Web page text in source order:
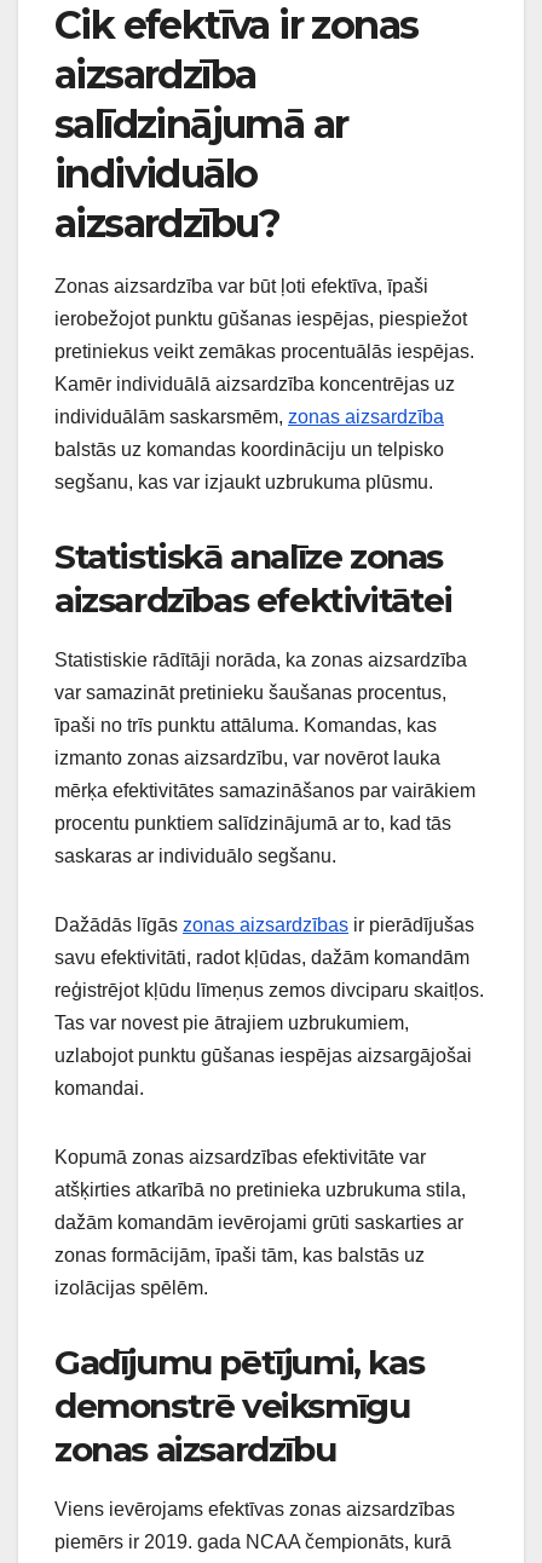
Cik efektīva ir zonas
aizsardzība
salīdzinājumā ar
individuālo
aizsardzību?
Zonas aizsardzība var būt ļoti efektīva, īpaši
ierobežojot punktu gūšanas iespējas, piespiežot
pretiniekus veikt zemākas procentuālās iespējas.
Kamēr individuālā aizsardzība koncentrējas uz
individuālām saskarsmēm, zonas aizsardzība
balstās uz komandas koordināciju un telpisko
segšanu, kas var izjaukt uzbrukuma plūsmu.
Statistiskā analīze zonas
aizsardzības efektivitātei
Statistiskie rādītāji norāda, ka zonas aizsardzība
var samazināt pretinieku šaušanas procentus,
īpaši no trīs punktu attāluma. Komandas, kas
izmanto zonas aizsardzību, var novērot lauka
mērķa efektivitātes samazināšanos par vairākiem
procentu punktiem salīdzinājumā ar to, kad tās
saskaras ar individuālo segšanu.
Dažādās līgās zonas aizsardzības ir pierādījušas
savu efektivitāti, radot kļūdas, dažām komandām
reģistrējot kļūdu līmeņus zemos divciparu skaitļos.
Tas var novest pie ātrajiem uzbrukumiem,
uzlabojot punktu gūšanas iespējas aizsargājošai
komandai.
Kopumā zonas aizsardzības efektivitāte var
atšķirties atkarībā no pretinieka uzbrukuma stila,
dažām komandām ievērojami grūti saskarties ar
zonas formācijām, īpaši tām, kas balstās uz
izolācijas spēlēm.
Gadījumu pētījumi, kas
demonstrē veiksmīgu
zonas aizsardzību
Viens ievērojams efektīvas zonas aizsardzības
piemērs ir 2019. gada NCAA čempionāts, kurā